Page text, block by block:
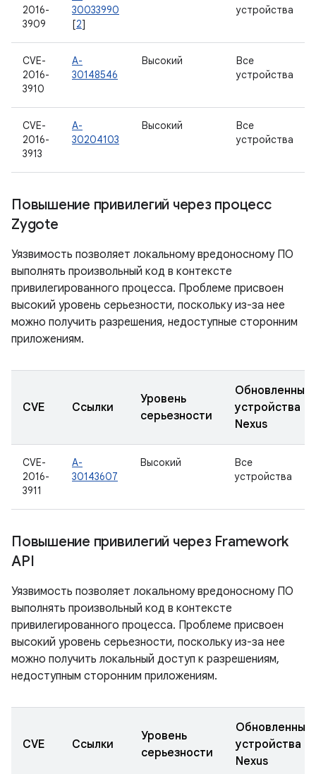
2016-
3909
30033990
[2]
устройства
CVE-
2016-
3910
A-
30148546
Высокий
Все
устройства
CVE-
2016-
3913
A-
30204103
Высокий
Все
устройства
Повышение привилегий через процесс
Zygote
Уязвимость позволяет локальному вредоносному ПО
выполнять произвольный код в контексте
привилегированного процесса. Проблеме присвоен
высокий уровень серьезности, поскольку из-за нее
можно получить разрешения, недоступные сторонним
приложениям.
CVE Ссылки
Уровень
серьезности
Обновленные
устройства
Nexus
CVE-
2016-
3911
A-
30143607
Высокий
Все
устройства
Повышение привилегий через Framework
API
Уязвимость позволяет локальному вредоносному ПО
выполнять произвольный код в контексте
привилегированного процесса. Проблеме присвоен
высокий уровень серьезности, поскольку из-за нее
можно получить локальный доступ к разрешениям,
недоступным сторонним приложениям.
CVE Ссылки
Уровень
серьезности
Обновленные
устройства
Nexus